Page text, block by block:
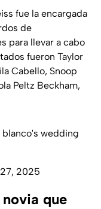
fue la encargada
de
para llevar a cabo
fueron Taylor
Cabello, Snoop
Peltz Beckham,
blanco's wedding
2025
que